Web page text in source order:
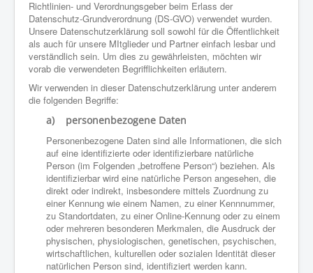
Richtlinien- und Verordnungsgeber beim Erlass der
Datenschutz-Grundverordnung (DS-GVO) verwendet wurden.
Unsere Datenschutzerklärung soll sowohl für die Öffentlichkeit
als auch für unsere MItglieder und Partner einfach lesbar und
verständlich sein. Um dies zu gewährleisten, möchten wir
vorab die verwendeten Begrifflichkeiten erläutern.
Wir verwenden in dieser Datenschutzerklärung unter anderem
die folgenden Begriffe:
a) personenbezogene Daten
Personenbezogene Daten sind alle Informationen, die sich
auf eine identifizierte oder identifizierbare natürliche
Person (im Folgenden „betroffene Person“) beziehen. Als
identifizierbar wird eine natürliche Person angesehen, die
direkt oder indirekt, insbesondere mittels Zuordnung zu
einer Kennung wie einem Namen, zu einer Kennnummer,
zu Standortdaten, zu einer Online-Kennung oder zu einem
oder mehreren besonderen Merkmalen, die Ausdruck der
physischen, physiologischen, genetischen, psychischen,
wirtschaftlichen, kulturellen oder sozialen Identität dieser
natürlichen Person sind, identifiziert werden kann.